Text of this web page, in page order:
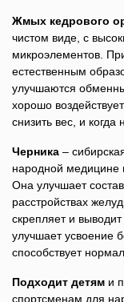
Жмых кедрового
чистом виде, с
микроэлементов.
естественным
улучшаются
хорошо
снизить вес, и
Черника –
народной медицине
Она улучшает
расстройствах
скрепляет и
улучшает усвоение
способствует
Подходит детям и
спортсменам для